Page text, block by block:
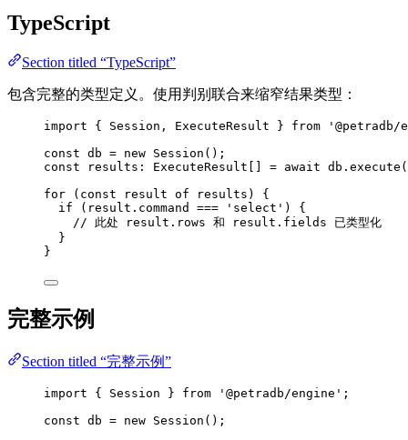
TypeScript
Section titled “TypeScript”
包含完整的类型定义。使用判别联合来缩窄结果类型：
import { Session, ExecuteResult } from ' @petradb/
const db = new Session ();
const
results : ExecuteResult = await db . execute (
for ( const result of results) {
if (result . command === ' select ' ) {
// 此处 result.rows 和 result.fields 已类型化
}
}
完整示例
Section titled “完整示例”
import { Session } from ' @petradb/engine ' ;
const db = new Session ();